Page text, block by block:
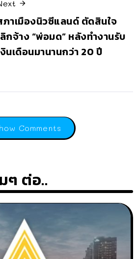
ภาเมืองนิวซีแลนด์ ตัดสินใจ
ลิกจ้าง “พ่อมด” หลังทำงานรับ
นเดือนมานานกว่า 20 ปี
Comments
ๆ ต่อ..